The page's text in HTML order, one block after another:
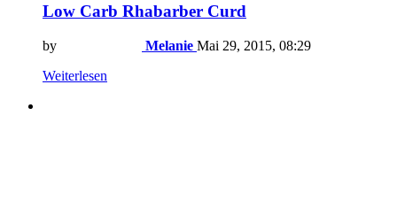
Low Carb Rhabarber Curd
by Melanie Mai 29, 2015, 08:29
Weiterlesen